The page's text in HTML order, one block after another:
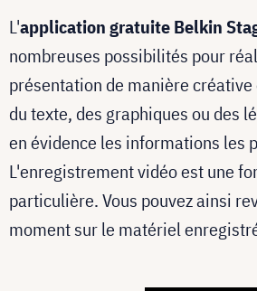
L'application gratuite Belkin
nombreuses possibilités pour
présentation de manière
du texte, des graphiques ou des
en évidence les informations les
L'enregistrement vidéo est une
particulière. Vous pouvez ainsi
moment sur le matériel